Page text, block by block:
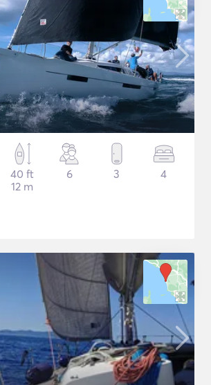
40 ft
12 m
6 3 4